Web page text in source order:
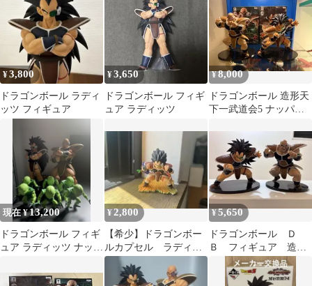
¥3,800
ドラゴンボール ラディ
ッツ フィギュア
¥3,650
ドラゴンボール フィギ
ュア ラディッツ
¥8,000
ドラゴンボール 造形天
下一武道会5 ナッパ、
現在 ¥13,200
ドラゴンボール フィギ
ュア ラディッツ ナッパ
¥2,800
【希少】ドラゴンボー
ルカプセル ラディッ
ツ・孫悟空・ピッコ
ロ ドラカプ
¥5,650
ドラゴンボール Ｄ
Ｂ フィギュア 造
形 天下一武道会5 ラ
ディッツ ナッパ